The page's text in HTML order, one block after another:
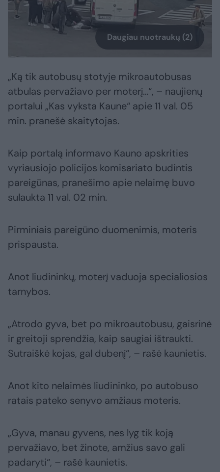
Daugiau nuotraukų (2)
„Ką tik autobusų stotyje mikroautobusas
atbulas pervažiavo per moterį…“, – naujienų
portalui „Kas vyksta Kaune“ apie 11 val. 05
min. pranešė skaitytojas.
Kaip portalą informavo Kauno apskrities
vyriausiojo policijos komisariato budintis
pareigūnas, pranešimo apie nelaimę buvo
sulaukta 11 val. 02 min.
Pirminiais pareigūno duomenimis, moteris
prispausta.
Anot liudininkų, moterį vaduoja specialiosios
tarnybos.
„Atrodo gyva, bet po mikroautobusu, gaisrinė
ir greitoji sprendžia, kaip saugiai ištraukti.
Sutraiškė kojas, gal dubenį“, – rašė kaunietis.
Anot kito nelaimės liudininko, po autobuso
ratais pateko senyvo amžiaus moteris.
„Gyva, manau gyvens, nes lyg tik koją
pervažiavo, bet žinote, amžius savo gali
padaryti“, – rašė kaunietis.